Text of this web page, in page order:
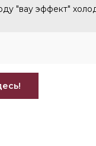
"вау эффект"